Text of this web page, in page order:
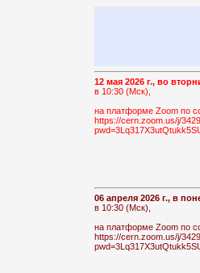
12 мая 2026 г., во
в 10:30 (Мск),
на платформе Zoom по
https://cern.zoom.us/j/
06 апреля 2026 г., в
в 10:30 (Мск),
на платформе Zoom по
https://cern.zoom.us/j/